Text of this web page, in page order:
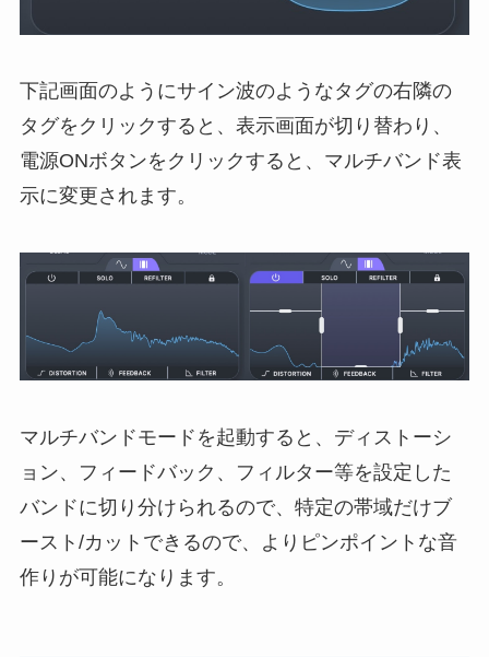
下記画面のようにサイン波のようなタグの右隣の
タグをクリックすると、表示画面が切り替わり、
電源ONボタンをクリックすると、マルチバンド表
示に変更されます。
マルチバンドモードを起動すると、ディストーシ
ョン、フィードバック、フィルター等を設定した
バンドに切り分けられるので、特定の帯域だけブ
ースト/カットできるので、よりピンポイントな音
作りが可能になります。